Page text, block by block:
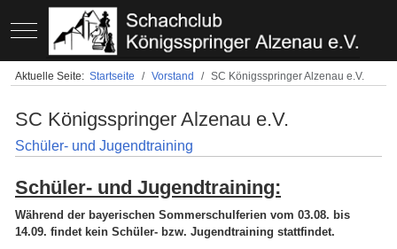
Mobile Menu Toggle
Aktuelle Seite: Startseite Vorstand SC Königsspringer Alzenau e.V.
SC Königsspringer Alzenau e.V.
Schüler- und Jugendtraining
Schüler- und Jugendtraining:
Während der bayerischen Sommerschulferien vom 03.08. bis
14.09. findet kein Schüler- bzw. Jugendtraining stattfindet.